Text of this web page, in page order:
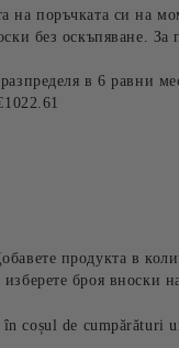
на поръчката си на
без оскъпяване. За
в 6 равни
продукта в
броя вноски
coșul de cumpărături